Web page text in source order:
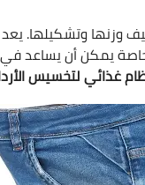
وزنها وتشكيلها.
يمكن أن يساعد في
غذائي لتخسيس